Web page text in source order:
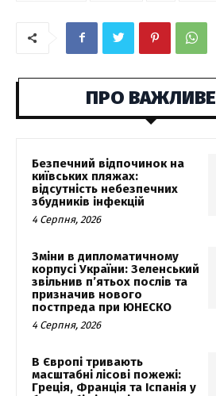
ПРО ВАЖЛИВЕ
Безпечний відпочинок на
київських пляжах:
відсутність небезпечних
збудників інфекцій
4 Серпня, 2026
Зміни в дипломатичному
корпусі України: Зеленський
звільнив п’ятьох послів та
призначив нового
постпреда при ЮНЕСКО
4 Серпня, 2026
В Європі тривають
масштабні лісові пожежі:
Греція, Франція та Іспанія у